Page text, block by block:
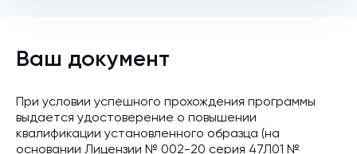
Ваш документ
При условии успешного прохождения программы
выдается удостоверение о повышении
квалификации установленного образца (на
основании Лицензии № 002-20 серия 47Л01 №